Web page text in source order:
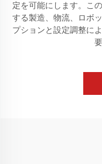
定を可能にします。こ
する製造、物流、ロボ
プションと設定調整に